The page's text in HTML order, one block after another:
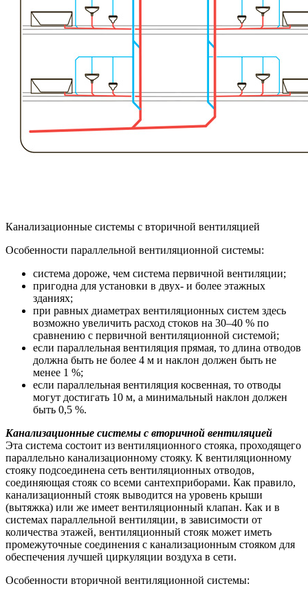
Канализационные системы с вторичной вентиляцией
Особенности параллельной вентиляционной системы:
система дороже, чем система первичной вентиляции;
пригодна для установки в двух- и более этажных
зданиях;
при равных диаметрах вентиляционных систем здесь
возможно увеличить расход стоков на 30–40 % по
сравнению с первичной вентиляционной системой;
если параллельная вентиляция прямая, то длина отводов
должна быть не более 4 м и наклон должен быть не
менее 1 %;
если параллельная вентиляция косвенная, то отводы
могут достигать 10 м, а минимальный наклон должен
быть 0,5 %.
Канализационные системы с вторичной вентиляцией
Эта система состоит из вентиляционного стояка, проходящего
параллельно канализационному стояку. К вентиляционному
стояку подсоединена сеть вентиляционных отводов,
соединяющая стояк со всеми сантехприборами. Как правило,
канализационный стояк выводится на уровень крыши
(вытяжка) или же имеет вентиляционный клапан. Как и в
системах параллельной вентиляции, в зависимости от
количества этажей, вентиляционный стояк может иметь
промежуточные соединения с канализационным стояком для
обеспечения лучшей циркуляции воздуха в сети.
Особенности вторичной вентиляционной системы: